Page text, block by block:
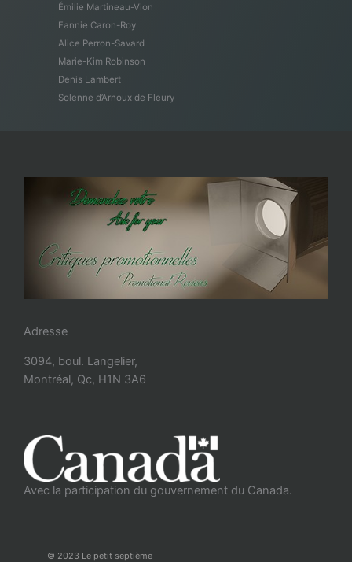
Émilie Martineau-Vion
Fannie Caron-Roy
Alice Perron-Savard
Marie-Kim Robinson
Denis Lambert
Solenne d’Arnoux de Fleury
Adresse
3094, boul. Langelier,
Montréal, Qc, H1N 3A6
Avec la participation du gouvernement du Canada.
© 2023 Le petit septième